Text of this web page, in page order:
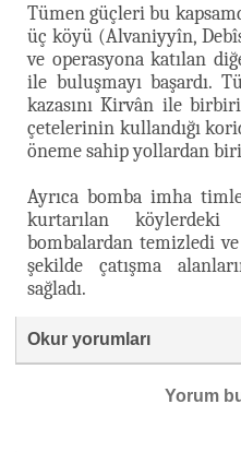
Tümen güçleri bu
üç köyü (Alvaniyyîn,
ve operasyona katılan
ile buluşmayı başardı.
kazasını Kirvân ile
çetelerinin kullandığı
öneme sahip yollardan
Ayrıca bomba imha
kurtarılan
bombalardan temizledi
şekilde çatışma
sağladı.
Okur yorumları
Yorum